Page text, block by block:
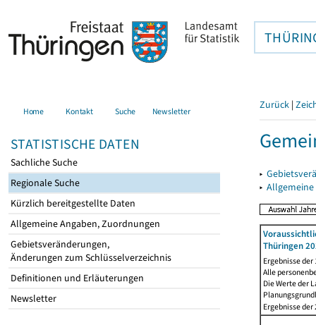
Home Kontakt Suche Newsletter
STATISTISCHE DATEN
Sachliche Suche
Regionale Suche
Kürzlich bereitgestellte Daten
Allgemeine Angaben, Zuordnungen
Gebietsveränderungen,
Änderungen zum Schlüsselverzeichnis
Definitionen und Erläuterungen
Newsletter
Zurück |
▸
▸
Thüringen
Ergebnisse
Alle
Die Werte der
Ergebnisse